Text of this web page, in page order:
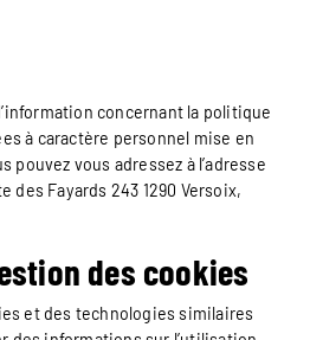
concernant la politique
à caractère personnel mise en
pouvez vous adressez à l’adresse
des Fayards 243 1290 Versoix,
des cookies
et des technologies similaires